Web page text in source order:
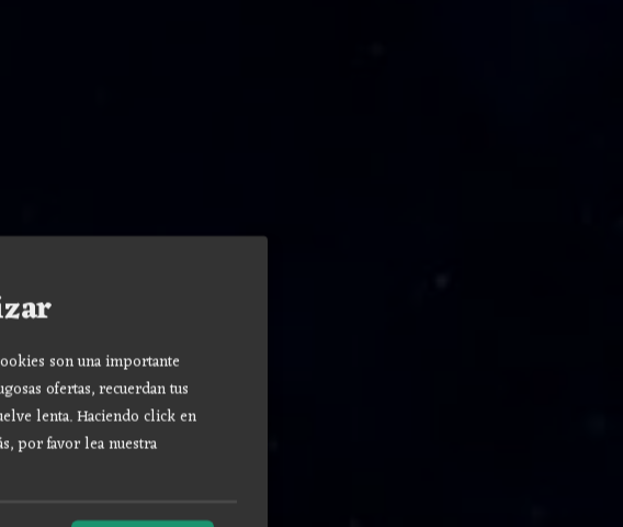
son una importante
ofertas, recuerdan tus
lenta. Haciendo click en
por favor lea nuestra